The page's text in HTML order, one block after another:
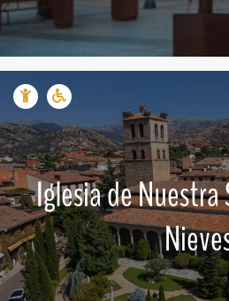
Iglesia de Nuestra